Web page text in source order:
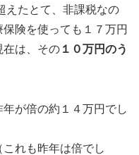
えたとて、非課税なの
険を使っても１７万円
在は、その １０万円のう
年が倍の約１４万円でし
これも昨年は倍でし